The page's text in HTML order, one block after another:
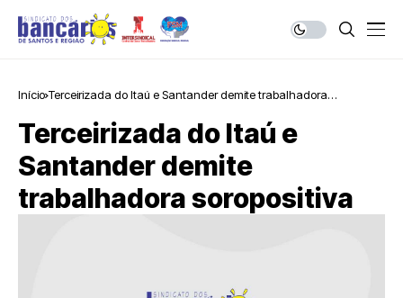
Início Terceirizada do Itaú e Santander demite trabalhadora
Terceirizada do Itaú e
Santander demite
trabalhadora soropositiva